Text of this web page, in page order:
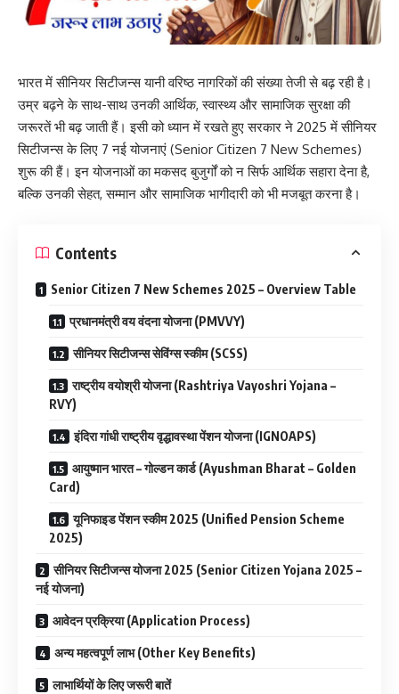
भारत में सीनियर सिटीजन्स यानी वरिष्ठ नागरिकों की संख्या तेजी से बढ़ रही है।
उम्र बढ़ने के साथ-साथ उनकी आर्थिक, स्वास्थ्य और सामाजिक सुरक्षा की
जरूरतें भी बढ़ जाती हैं। इसी को ध्यान में रखते हुए सरकार ने 2025 में सीनियर
सिटीजन्स के लिए 7 नई योजनाएं (Senior Citizen 7 New Schemes)
शुरू की हैं। इन योजनाओं का मकसद बुजुर्गों को न सिर्फ आर्थिक सहारा देना है,
बल्कि उनकी सेहत, सम्मान और सामाजिक भागीदारी को भी मजबूत करना है।
Contents
Senior Citizen 7 New Schemes 2025 – Overview Table
प्रधानमंत्री वय वंदना योजना (PMVVY)
सीनियर सिटीजन्स सेविंग्स स्कीम (SCSS)
राष्ट्रीय वयोश्री योजना (Rashtriya Vayoshri Yojana –
RVY)
इंदिरा गांधी राष्ट्रीय वृद्धावस्था पेंशन योजना (IGNOAPS)
आयुष्मान भारत – गोल्डन कार्ड (Ayushman Bharat – Golden
Card)
यूनिफाइड पेंशन स्कीम 2025 (Unified Pension Scheme
2025)
सीनियर सिटीजन्स योजना 2025 (Senior Citizen Yojana 2025 –
नई योजना)
आवेदन प्रक्रिया (Application Process)
अन्य महत्वपूर्ण लाभ (Other Key Benefits)
लाभार्थियों के लिए जरूरी बातें